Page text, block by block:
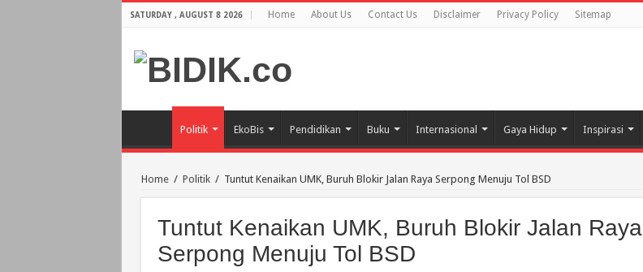
SATURDAY , AUGUST 8 2026 Home About Us Contact Us Disclaimer Privacy Policy Sitemap
Politik EkoBis Pendidikan Buku Internasional Gaya Hidup Inspirasi
Home / Politik / Tuntut Kenaikan UMK, Buruh Blokir Jalan Raya Serpong Menuju Tol BSD
Tuntut Kenaikan UMK, Buruh Blokir Jalan Raya
Serpong Menuju Tol BSD